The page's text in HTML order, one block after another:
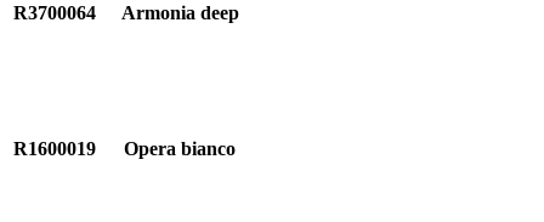
R3700064 Armonia deep
R1600019 Opera bianco